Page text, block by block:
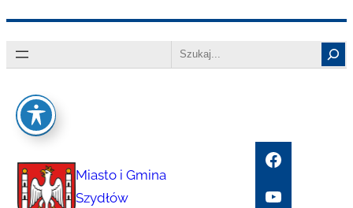
do
Search
Miasto i Gmina
Szydłów
Facebook
YouTube